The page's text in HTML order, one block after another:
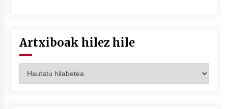
Artxiboak hilez hile
hilez